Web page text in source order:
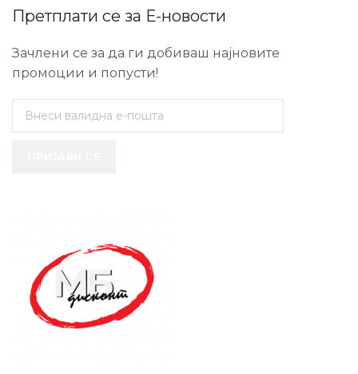
Претплати се за Е-новости
Зачлени се за да ги добиваш најновите
промоции и попусти!